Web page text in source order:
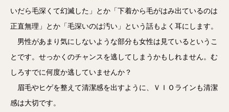
いだら毛深くて幻滅した」とか「下着から毛がはみ出ているのは
正直無理」とか「毛深いのは汚い」という話もよく耳にします。
男性があまり気にしないような部分も女性は見ているというこ
とです。せっかくのチャンスを逃してしまうかもしれません。む
しろすでに何度か逃していませんか？
眉毛やヒゲを整えて清潔感を出すように、ＶＩＯラインも清潔
感は大切です。